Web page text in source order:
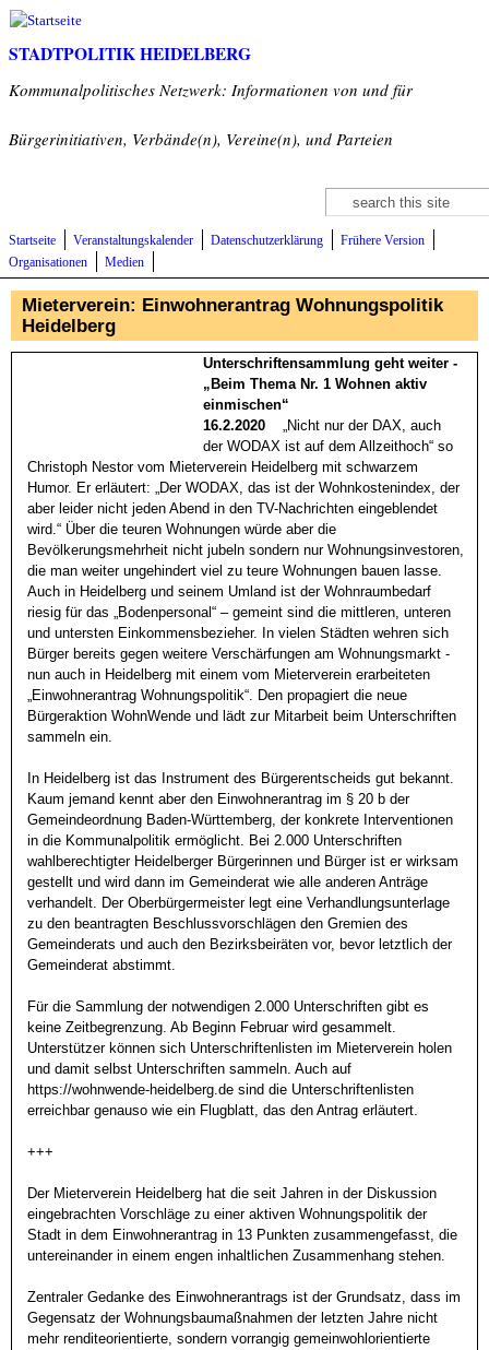
Direkt zum Inhalt
STADTPOLITIK HEIDELBERG
Kommunalpolitisches Netzwerk: Informationen von und für
Bürgerinitiativen, Verbände(n), Vereine(n), und Parteien
Suchformular
Suche
Startseite Veranstaltungskalender Datenschutzerklärung
Frühere Version
Organisationen
Medien
Mieterverein: Einwohnerantrag Wohnungspolitik
Heidelberg
Unterschriftensammlung geht weiter -
„Beim Thema Nr. 1 Wohnen aktiv
einmischen“
16.2.2020
    „Nicht nur der DAX, auch
der WODAX ist auf dem Allzeithoch“ so
Christoph Nestor vom Mieterverein Heidelberg mit schwarzem
Humor. Er erläutert: „Der WODAX, das ist der Wohnkostenindex, der
aber leider nicht jeden Abend in den TV-Nachrichten eingeblendet
wird.“ Über die teuren Wohnungen würde aber die
Auch in Heidelberg und seinem Umland ist der Wohnraumbedarf
riesig für das „Bodenpersonal“ – gemeint sind die mittleren, unteren
und untersten Einkommensbezieher. In vielen Städten wehren sich
Bürger bereits gegen weitere Verschärfungen am Wohnungsmarkt -
nun auch in Heidelberg mit einem vom Mieterverein erarbeiteten
„Einwohnerantrag Wohnungspolitik“. Den propagiert die neue
Bürgeraktion WohnWende und lädt zur Mitarbeit beim Unterschriften
sammeln ein.
In Heidelberg ist das Instrument des Bürgerentscheids gut bekannt.
Kaum jemand kennt aber den Einwohnerantrag im § 20 b der
Gemeindeordnung Baden-Württemberg, der konkrete Interventionen
in die Kommunalpolitik ermöglicht. Bei 2.000 Unterschriften
wahlberechtigter Heidelberger Bürgerinnen und Bürger ist er wirksam
gestellt und wird dann im Gemeinderat wie alle anderen Anträge
verhandelt. Der Oberbürgermeister legt eine Verhandlungsunterlage
zu den beantragten Beschlussvorschlägen den Gremien des
Gemeinderats und auch den Bezirksbeiräten vor, bevor letztlich der
Gemeinderat abstimmt.
Für die Sammlung der notwendigen 2.000 Unterschriften gibt es
keine Zeitbegrenzung. Ab Beginn Februar wird gesammelt.
Unterstützer können sich Unterschriftenlisten im Mieterverein holen
und damit selbst Unterschriften sammeln. Auch auf
https://wohnwende-heidelberg.de sind die Unterschriftenlisten
erreichbar genauso wie ein Flugblatt, das den Antrag erläutert.
+++
Der Mieterverein Heidelberg hat die seit Jahren in der Diskussion
eingebrachten Vorschläge zu einer aktiven Wohnungspolitik der
Stadt in dem Einwohnerantrag in 13 Punkten zusammengefasst, die
untereinander in einem engen inhaltlichen Zusammenhang stehen.
Zentraler Gedanke des Einwohnerantrags ist der Grundsatz, dass im
Gegensatz der Wohnungsbaumaßnahmen der letzten Jahre nicht
mehr renditeorientierte, sondern vorrangig gemeinwohlorientierte